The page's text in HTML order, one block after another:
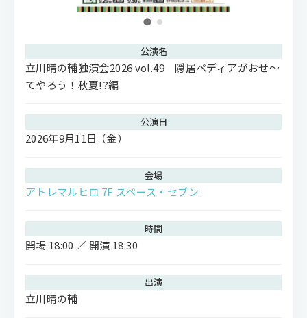
公演名
立川晴の輔独演会2026 vol.49 隠居ペディアがおせ〜
てやろう！秋夏!?編
公演日
2026年9月11日 （金）
会場
アトレマルヒロ 7F スペース・セブン
時間
開場 18:00 ／ 開演 18:30
出演
立川晴の輔